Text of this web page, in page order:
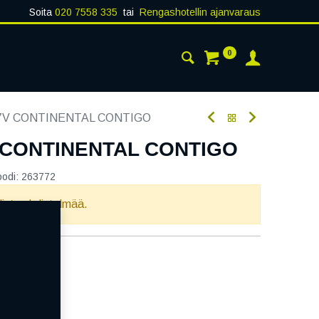
Soita 020 7558 335 tai Rengashotellin ajanvaraus
0
CONTINENTAL CONTIGO
CONTIGO
263772
yhdistelmää.